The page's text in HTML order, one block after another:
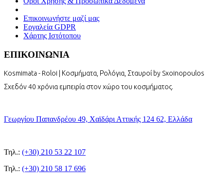
Επικοινωνήστε μαζί μας
Εργαλεία GDPR
Χάρτης Ιστότοπου
ΕΠΙΚΟΙΝΩΝΙΑ
Kosmimata - Roloi | Κοσμήματα, Ρολόγια, Σταυροί by Sxoinopoulos
Σχεδόν 40 χρόνια εμπειρία στον χώρο του κοσμήματος.
Γεωργίου Παπανδρέου 49, Χαϊδάρι Αττικής 124 62, Ελλάδα
Τηλ.: (+30) 210 53 22 107
Τηλ.: (+30) 210 58 17 696